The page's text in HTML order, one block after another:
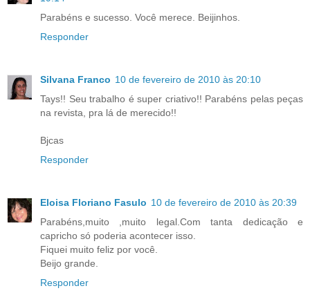
Parabéns e sucesso. Você merece. Beijinhos.
Responder
Silvana Franco 10 de fevereiro de 2010 às 20:10
Tays!! Seu trabalho é super criativo!! Parabéns pelas peças
na revista, pra lá de merecido!!
Bjcas
Responder
Eloisa Floriano Fasulo 10 de fevereiro de 2010 às 20:39
Parabéns,muito ,muito legal.Com tanta dedicação e
capricho só poderia acontecer isso.
Fiquei muito feliz por você.
Beijo grande.
Responder